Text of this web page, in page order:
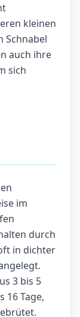
kleinen
Schnabel
auch ihre
sich
im
durch
in dichter
3 bis 5
16 Tage,